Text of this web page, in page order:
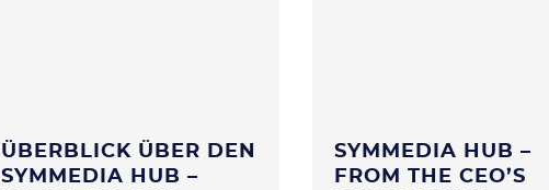
ÜBERBLICK ÜBER DEN
SYMMEDIA HUB –
SYMMEDIA HUB –
FROM THE CEO’S